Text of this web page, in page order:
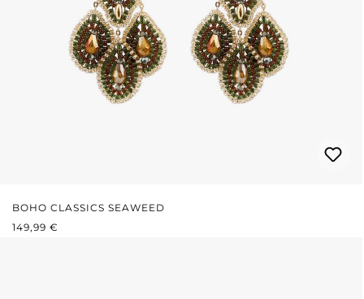
BOHO CLASSICS SEAWEED
REGULÄRER PREIS:
149,99 €